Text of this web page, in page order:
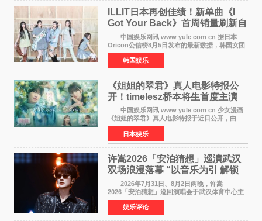
ILLIT日本再创佳绩！新单曲《I
Got Your Back》首周销量刷新自
身纪录
中国娱乐网讯 www yule com cn 据日本
Oricon公信榜8月5日发布的最新数据，韩国女团
ILLIT在日本发行的第二张单曲《I Got Your
Back》首周销量达到71,009张，成功跻身最新一
期周单曲排行
韩国娱乐
《姐姐的翠君》真人电影特报公
开！timelesz桥本将生首度主演
12月4日上映
中国娱乐网讯 www yule com cn 少女漫画
《姐姐的翠君》真人电影特报于近日公开，由
timelesz成员桥本将生担任主演，这也是他首次
担任电影主演，引发高度关注。 女高中生咲
苗翠（中岛瑠菜
日本娱乐
许嵩2026「安泊猜想」巡演武汉
双场浪漫落幕 “以音乐为引 解锁
江城记忆”
2026年7月31日、8月2日两晚，许嵩
2026「安泊猜想」巡回演唱会于武汉体育中心主
体育场盛大开唱。许嵩与数万歌迷在此相聚，从
浪漫惬意的舞台设计到充满诚意与惊喜的现场互
动，共同开启了一场关于
娱乐评论